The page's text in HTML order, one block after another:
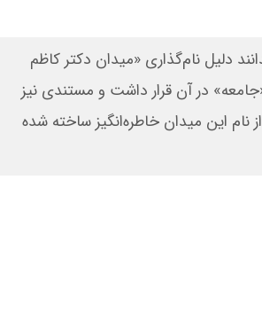
دلیل نام‌گذاری «میدان دکتر کاظم
در آن قرار داشت و مستندی نیز
نام این میدان خاطره‌انگیز‌ ساخته شده